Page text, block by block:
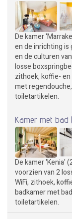
De kamer
en de inrichting is
en de culturen
losse
zithoek, koffie-
met
toiletartikelen.
Kamer met bad
De kamer 'Kenia'
voorzien van 2
WiFi, zithoek,
badkamer met
toiletartikelen.